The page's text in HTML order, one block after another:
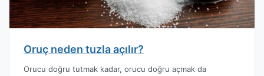
Oruç neden tuzla açılır?
Orucu doğru tutmak kadar, orucu doğru açmak da